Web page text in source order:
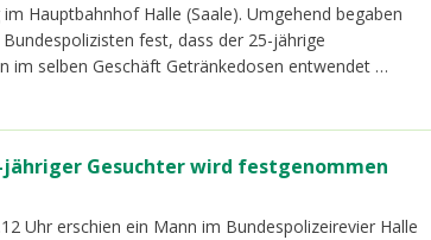
Hauptbahnhof Halle (Saale). Umgehend begaben
fest, dass der 25-jährige
im selben Geschäft Getränkedosen entwendet …
jähriger Gesuchter wird festgenommen
Uhr erschien ein Mann im Bundespolizeirevier Halle